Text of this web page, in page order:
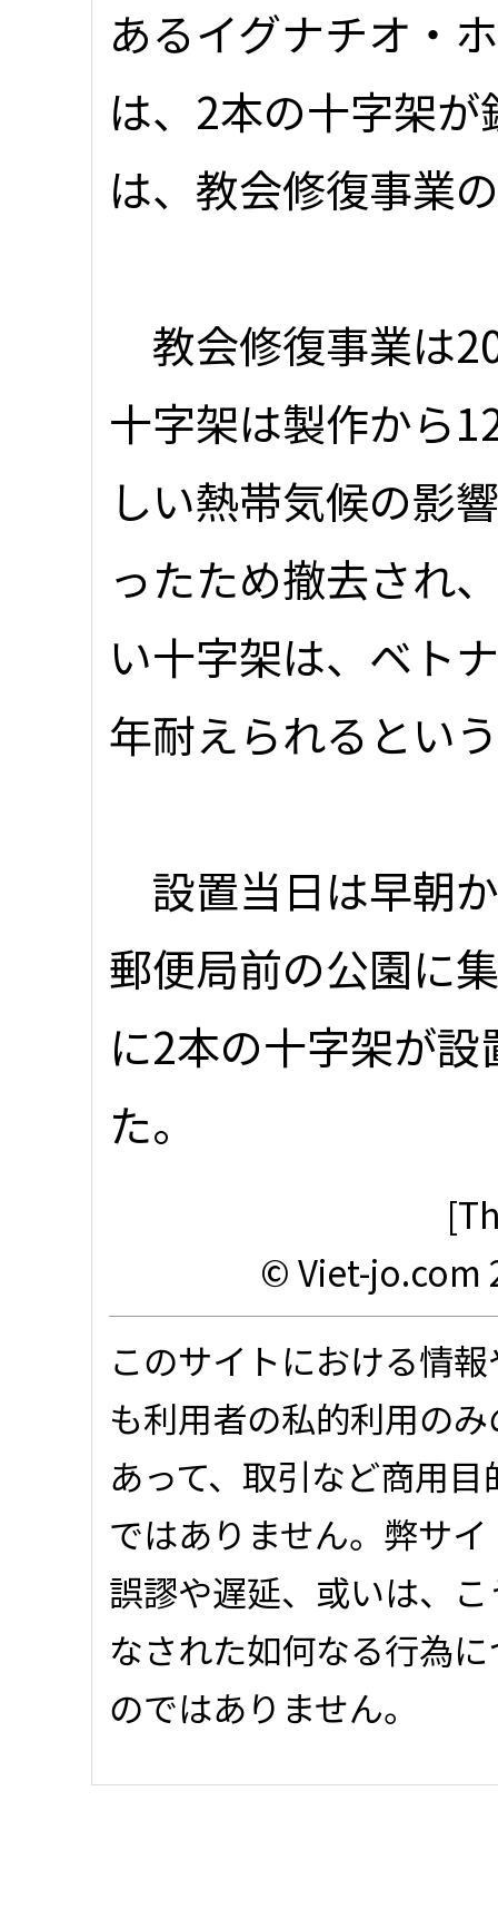
あるイグナチオ・
は、2本の十字架
は、教会修復事業
教会修復事業は
十字架は製作から
しい熱帯気候の影
ったため撤去され
い十字架は、ベト
年耐えられるとい
設置当日は早朝
郵便局前の公園に
に2本の十字架が
た。
© Viet-jo.com
このサイトにおける情
も利用者の私的利用の
あって、取引など商用
ではありません。弊サ
誤謬や遅延、或いは、
なされた如何なる行為
のではありません。